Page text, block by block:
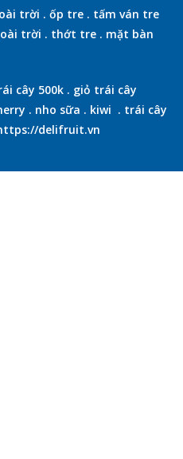
trời . ốp tre . tấm ván tre
trời . thớt tre . mặt bàn
cây 500k . giỏ trái cây
. nho sữa . kiwi . trái cây
delifruit.vn